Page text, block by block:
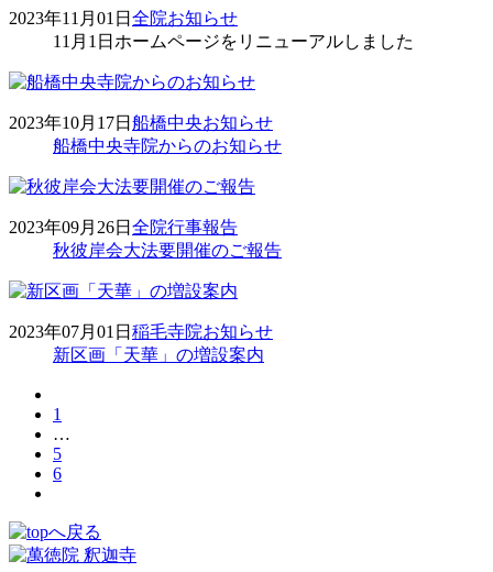
2023年11月01日 全院お知らせ
11月1日ホームページをリニューアルしました
2023年10月17日 船橋中央お知らせ
船橋中央寺院からのお知らせ
2023年09月26日 全院行事報告
秋彼岸会大法要開催のご報告
2023年07月01日 稲毛寺院お知らせ
新区画「天華」の増設案内
1
…
5
6